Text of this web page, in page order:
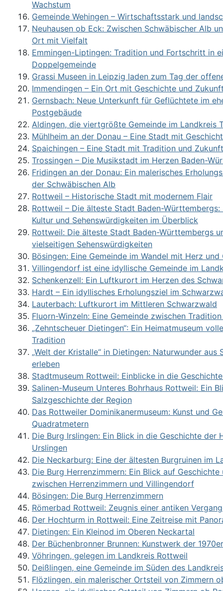
Wachstum
Gemeinde Wehingen – Wirtschaftsstark und
Neuhausen ob Eck: Zwischen Schwäbischer Alb
Ort mit Vielfalt
Emmingen-Liptingen: Tradition und Fortschritt in
Doppelgemeinde
Grassi Museen in Leipzig laden zum Tag der
Immendingen – Ein Ort mit Geschichte und
Gernsbach: Neue Unterkunft für Geflüchtete im
Postgebäude
Aldingen, die viertgrößte Gemeinde im Landkreis
Mühlheim an der Donau – Eine Stadt mit
Spaichingen – Eine Stadt mit Tradition und Zukunft
Trossingen – Die Musikstadt im Herzen Baden-
Fridingen an der Donau: Ein malerisches
der Schwäbischen Alb
Rottweil – Historische Stadt mit modernem Flair
Rottweil – Die älteste Stadt Baden-Württembergs:
Kultur und Sehenswürdigkeiten im Überblick
Rottweil: Die älteste Stadt Baden-Württembergs
vielseitigen Sehenswürdigkeiten
Bösingen: Eine Gemeinde im Wandel mit Herz und
Villingendorf ist eine idyllische Gemeinde im
Schenkenzell: Ein Luftkurort im Herzen des
Hardt – Ein idyllisches Erholungsziel im
Lauterbach: Luftkurort im Mittleren Schwarzwald
Fluorn-Winzeln: Eine Gemeinde zwischen
„Zehntscheuer Dietingen“: Ein Heimatmuseum
Tradition
„Welt der Kristalle“ in Dietingen: Naturwunder aus
erleben
Stadtmuseum Rottweil: Einblicke in die
Salinen-Museum Unteres Bohrhaus Rottweil: Ein
Salzgeschichte der Region
Das Rottweiler Dominikanermuseum: Kunst und
Quadratmetern
Die Burg Irslingen: Ein Blick in die Geschichte der
Urslingen
Die Neckarburg: Eine der ältesten Burgruinen im
Die Burg Herrenzimmern: Ein Blick auf Geschichte
zwischen Herrenzimmern und Villingendorf
Bösingen: Die Burg Herrenzimmern
Römerbad Rottweil: Zeugnis einer antiken
Der Hochturm in Rottweil: Eine Zeitreise mit
Dietingen: Ein Kleinod im Oberen Neckartal
Der Büchenbronner Brunnen: Kunstwerk der
Vöhringen, gelegen im Landkreis Rottweil
Deißlingen, eine Gemeinde im Süden des
Flözlingen, ein malerischer Ortsteil von Zimmern